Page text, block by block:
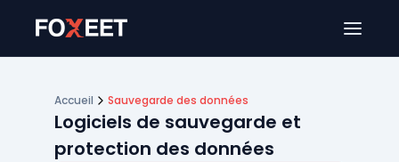
Accueil Sauvegarde des données
Logiciels de sauvegarde et
protection des données